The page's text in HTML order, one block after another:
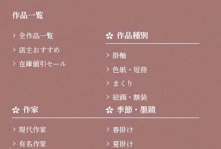
作品一覧
全作品一覧
店主おすすめ
在庫値引セール
作品種別
掛軸
色紙・短冊
まくり
絵画・額装
作家
現代作家
有名作家
季節・墨蹟
春掛け
夏掛け